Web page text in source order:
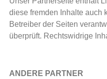
diese fremden Inhalte auch
Betreiber der Seiten
überprüft. Rechtswidrige
ANDERE PARTNER